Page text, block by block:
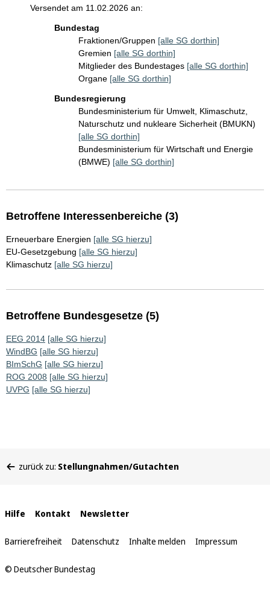
Versendet am 11.02.2026 an:
Bundestag
Fraktionen/Gruppen [alle SG dorthin]
Gremien [alle SG dorthin]
Mitglieder des Bundestages [alle SG dorthin]
Organe [alle SG dorthin]
Bundesregierung
Bundesministerium für Umwelt, Klimaschutz,
Naturschutz und nukleare Sicherheit (BMUKN)
[alle SG dorthin]
Bundesministerium für Wirtschaft und Energie
(BMWE) [alle SG dorthin]
Betroffene Interessenbereiche (3)
Erneuerbare Energien [alle SG hierzu]
EU-Gesetzgebung [alle SG hierzu]
Klimaschutz [alle SG hierzu]
Betroffene Bundesgesetze (5)
EEG 2014 [alle SG hierzu]
WindBG [alle SG hierzu]
BImSchG [alle SG hierzu]
ROG 2008 [alle SG hierzu]
UVPG [alle SG hierzu]
befinden
zurück zu: Stellungnahmen/Gutachten
Interne
Links
Hilfe Kontakt Newsletter
Barrierefreiheit Datenschutz Inhalte melden Impressum
© Deutscher Bundestag